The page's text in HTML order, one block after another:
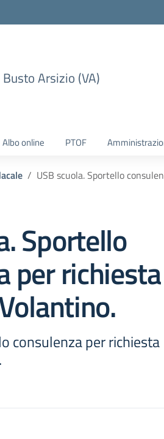
Arsizio (VA)
Albo online PTOF
USB scuola. Sportello
Sportello
per richiesta
consulenza per richiesta